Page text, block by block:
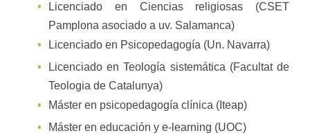
Licenciado en Ciencias religiosas (CSET
Pamplona asociado a uv. Salamanca)
Licenciado en Psicopedagogía (Un. Navarra)
Licenciado en Teología sistemática (Facultat de
Teologia de Catalunya)
Máster en psicopedagogía clínica (Iteap)
Máster en educación y e-learning (UOC)